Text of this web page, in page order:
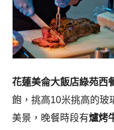
花蓮美侖大飯店綠苑西
飽，挑高10米挑高的玻
美景，晚餐時段有爐烤